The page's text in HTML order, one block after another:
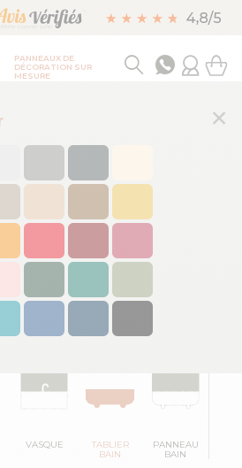
PANNEAUX DE
DÉCORATION SUR
MESURE
×
VASQUE
TABLIER
BAIN
PANNEAU
BAIN